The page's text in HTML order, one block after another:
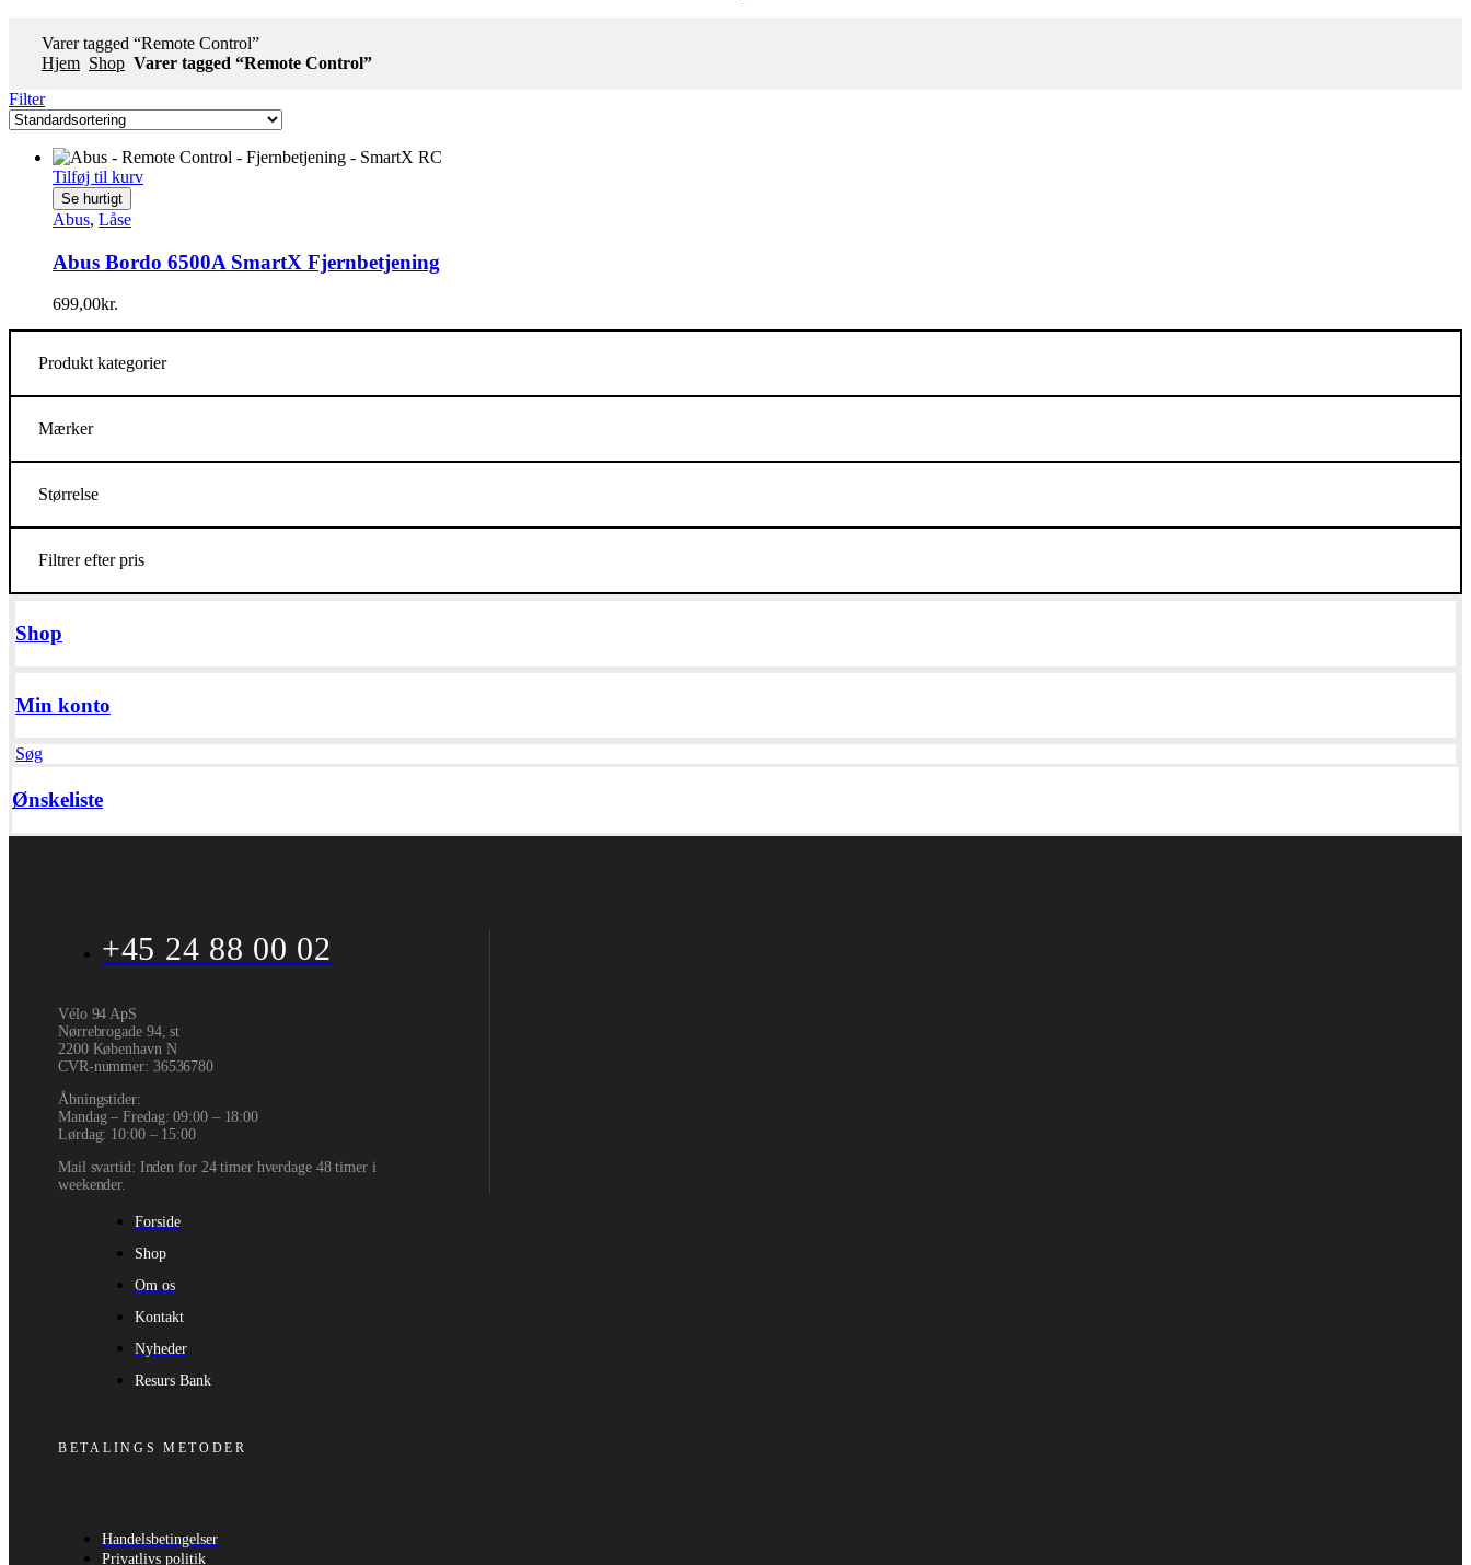
Varer tagged “Remote Control”
Hjem Shop Varer tagged “Remote Control”
Filter
Tilføj til kurv
Se hurtigt
Abus, Låse
Abus Bordo 6500A SmartX Fjernbetjening
699,00kr.
Produkt kategorier
Mærker
Størrelse
Filtrer efter pris
Shop
Min konto
Søg
Ønskeliste
+45 24 88 00 02
Vélo 94 ApS
Nørrebrogade 94, st
2200 København N
CVR-nummer: 36536780
Åbningstider:
Mandag – Fredag: 09:00 – 18:00
Lørdag: 10:00 – 15:00
Mail svartid: Inden for 24 timer hverdage 48 timer i
weekender.
Forside
Shop
Om os
Kontakt
Nyheder
Resurs Bank
BETALINGS METODER
Handelsbetingelser
Privatlivs politik